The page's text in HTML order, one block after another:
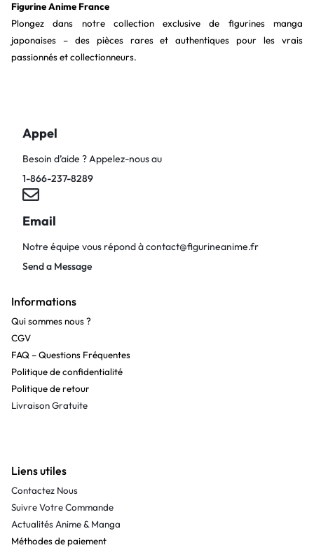
Figurine Anime France
Plongez dans notre collection exclusive de figurines manga
japonaises – des pièces rares et authentiques pour les vrais
passionnés et collectionneurs.
Appel
Besoin d’aide ? Appelez-nous au
1-866-237-8289
Email
Notre équipe vous répond àcontact@figurineanime.fr
Send a Message
Informations
Qui sommes nous ?
CGV
FAQ – Questions Fréquentes
Politique de confidentialité
Politique de retour
Livraison Gratuite
Liens utiles
Contactez Nous
Suivre Votre Commande
Actualités Anime & Manga
Méthodes de paiement